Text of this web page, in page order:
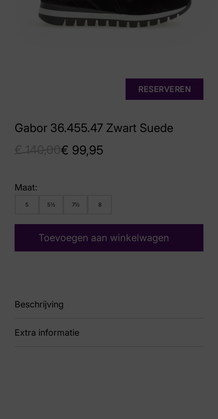
Gabor 36.455.47 Zwart Suede
€ 99,95
RESERVEREN
Maat:
5 5½ 7½ 8
Toevoegen aan winkelwagen
Beschrijving
86
Extra informatie